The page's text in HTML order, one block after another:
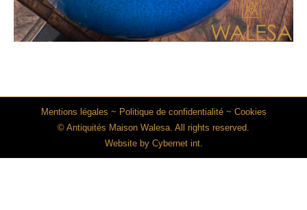
Mentions légales ~ Politique de confidentialité~ Cookies
© Antiquités Maison Walesa. All rights reserved.
Website by Cybernet int.